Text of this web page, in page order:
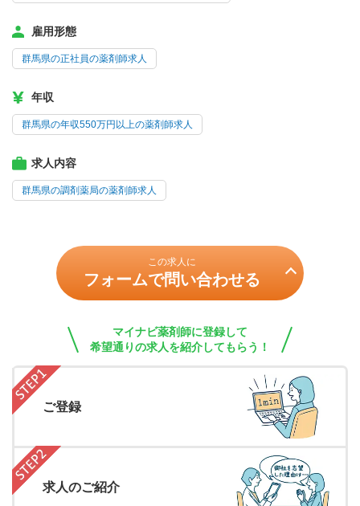
雇用形態
群馬県の正社員の薬剤師求人
年収
群馬県の年収550万円以上の薬剤師求人
求人内容
群馬県の調剤薬局の薬剤師求人
この求人に
フォームで問い合わせる
マイナビ薬剤師に登録して
希望通りの求人を紹介してもらう！
ご登録
求人のご紹介